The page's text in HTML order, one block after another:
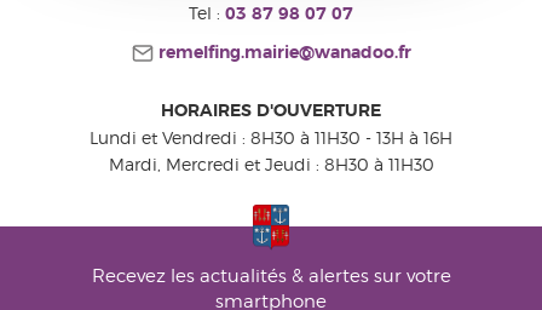
Tel : 03 87 98 07 07
remelfing.mairie@wanadoo.fr
HORAIRES D'OUVERTURE
Lundi et Vendredi : 8H30 à 11H30 - 13H à 16H
Mardi, Mercredi et Jeudi : 8H30 à 11H30
Recevez les actualités & alertes sur votre
smartphone